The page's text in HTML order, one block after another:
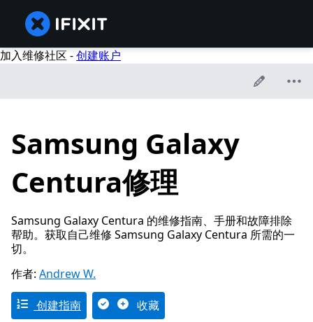
加入维修社区 -创建账户
Samsung Galaxy
Centura修理
Samsung Galaxy Centura 的维修指南、手册和故障排除
帮助。获取自己维修 Samsung Galaxy Centura 所需的一
切。
作者: Andrew W.
创建指南 收藏